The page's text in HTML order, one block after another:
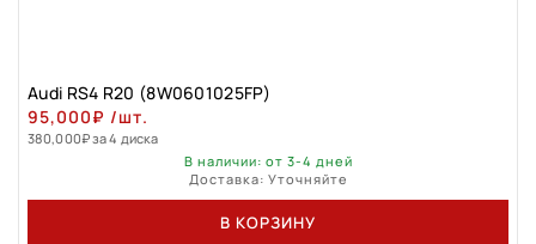
Audi RS4 R20 (8W0601025FP)
95,000₽ /шт.
380,000₽за 4 диска
В наличии: от 3-4 дней
Доставка: Уточняйте
В КОРЗИНУ